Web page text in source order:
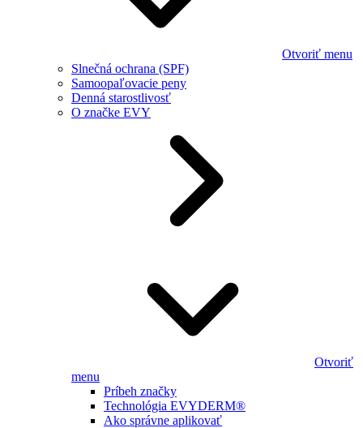
Otvoriť menu
Slnečná ochrana (SPF)
Samoopaľovacie peny
Denná starostlivosť
O značke EVY
Otvoriť
menu
Príbeh značky
Technológia EVYDERM®
Ako správne aplikovať